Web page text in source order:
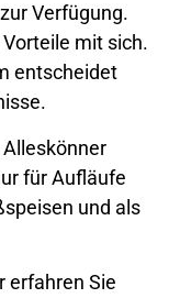
Verfügung.
mit sich.
entscheidet
für Aufläufe
und als
erfahren Sie